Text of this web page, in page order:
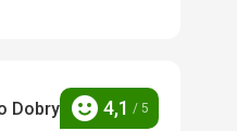
Dobry Ocena
4,1 / 5